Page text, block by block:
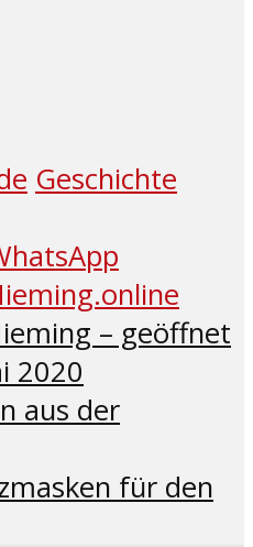
Geschichte
– geöffnet
2020
aus der
für den